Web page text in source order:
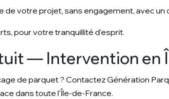
de votre projet, sans engagement, avec
pour votre tranquillité d'esprit.
— Intervention en
de parquet ? Contactez Génération
dans toute l'Île-de-France.